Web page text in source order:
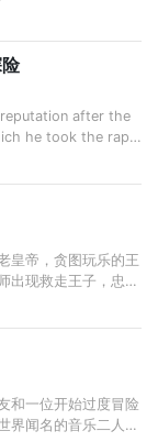
after the
he took the rap
皇帝，贪图玩乐的王
出现救走王子，忠心
和一位开始过度冒险
界闻名的音乐二人组